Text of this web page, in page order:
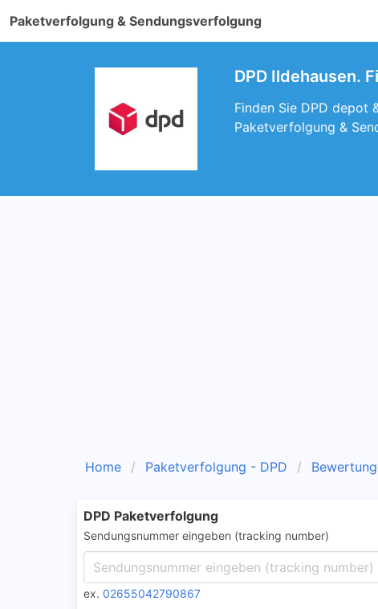
Paketverfolgung & Sendungsverfolgung
DPD Ildehausen.
Finden Sie DPD depot
Paketverfolgung &
Home Paketverfolgung - DPD
DPD Paketverfolgung
Sendungsnummer eingeben (tracking number)
ex. 02655042790867